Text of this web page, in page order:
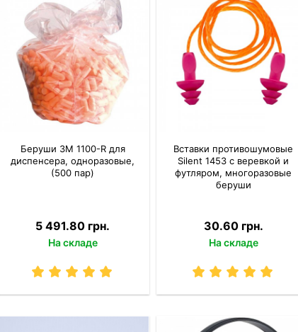
Беруши 3M 1100-R для
диспенсера, одноразовые,
(500 пар)
5 491.80 грн.
На складе
Вставки противошумовые
Silent 1453 с веревкой и
футляром, многоразовые
беруши
30.60 грн.
На складе